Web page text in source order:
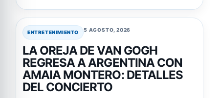
ENTRETENIMIENTO 5 AGOSTO, 2026
LA OREJA DE VAN GOGH
REGRESA A ARGENTINA CON
AMAIA MONTERO: DETALLES
DEL CONCIERTO